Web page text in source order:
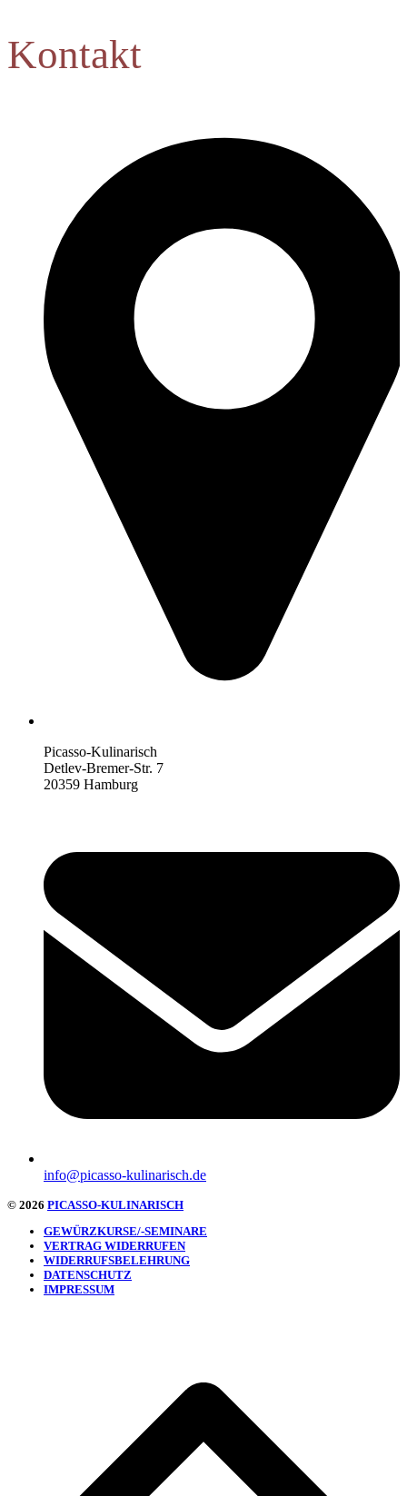
Kontakt
Picasso-Kulinarisch
Detlev-Bremer-Str. 7
20359 Hamburg
info@picasso-kulinarisch.de
© 2026 PICASSO-KULINARISCH
GEWÜRZKURSE/-SEMINARE
VERTRAG WIDERRUFEN
WIDERRUFSBELEHRUNG
DATENSCHUTZ
IMPRESSUM